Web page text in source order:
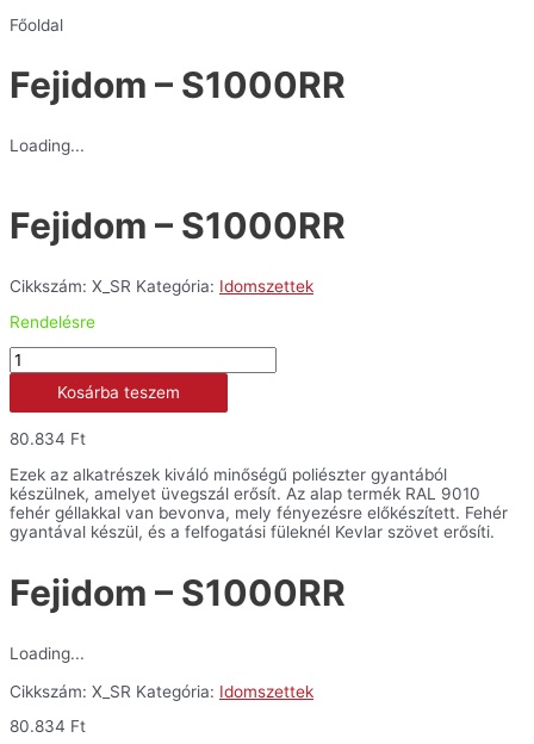
Főoldal
Fejidom – S1000RR
Loading...
Fejidom – S1000RR
Cikkszám: X_SR Kategória: Idomszettek
Rendelésre
Fejidom
-
S1000RR
mennyiség
Kosárba teszem
80.834 Ft
Ezek az alkatrészek kiváló minőségű poliészter gyantából
készülnek, amelyet üvegszál erősít. Az alap termék RAL 9010
fehér géllakkal van bevonva, mely fényezésre előkészített. Fehér
gyantával készül, és a felfogatási füleknél Kevlar szövet erősíti.
Fejidom – S1000RR
Loading...
Cikkszám: X_SR Kategória: Idomszettek
80.834 Ft